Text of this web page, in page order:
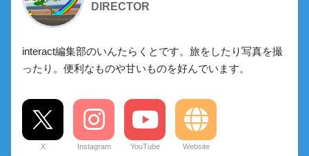
DIRECTOR
interact編集部のいんたらくとです。旅をしたり写真を撮
ったり。便利なものや甘いものを好んでいます。
X Instagram YouTube Website